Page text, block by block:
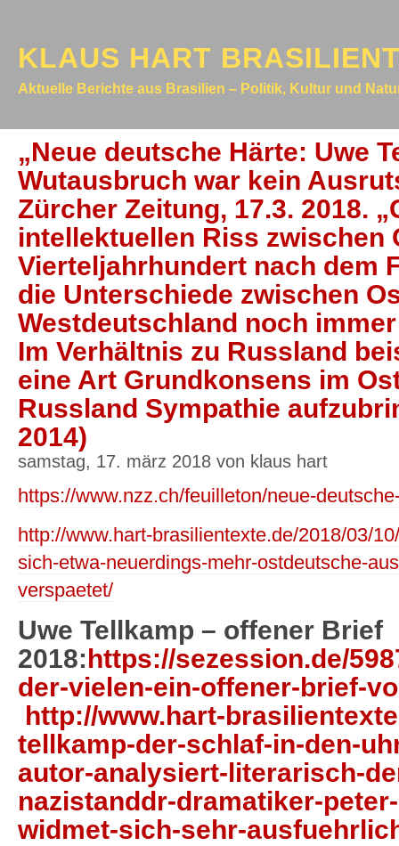
KLAUS HART
Aktuelle Berichte aus Brasilien – Politik, Kultur und
„Neue deutsche Härte: Uwe
Wutausbruch war kein
Zürcher Zeitung, 17.3. 2018.
intellektuellen Riss zwischen
Vierteljahrhundert nach dem
die Unterschiede zwischen
Westdeutschland noch
Im Verhältnis zu Russland
eine Art Grundkonsens im
Russland Sympathie
2014)
samstag, 17. märz 2018 von klaus hart
https://www.nzz.ch/feuilleton/neue-
http://www.hart-brasilientexte.de/2018/03/
sich-etwa-neuerdings-mehr-ostdeutsche-
verspaetet/
Uwe Tellkamp – offener Brief
2018: https://sezession.de/
der-vielen-ein-offener-brief-
http://www.hart-
tellkamp-der-schlaf-in-den-
autor-analysiert-literarisch-
nazistanddr-dramatiker-
widmet-sich-sehr-